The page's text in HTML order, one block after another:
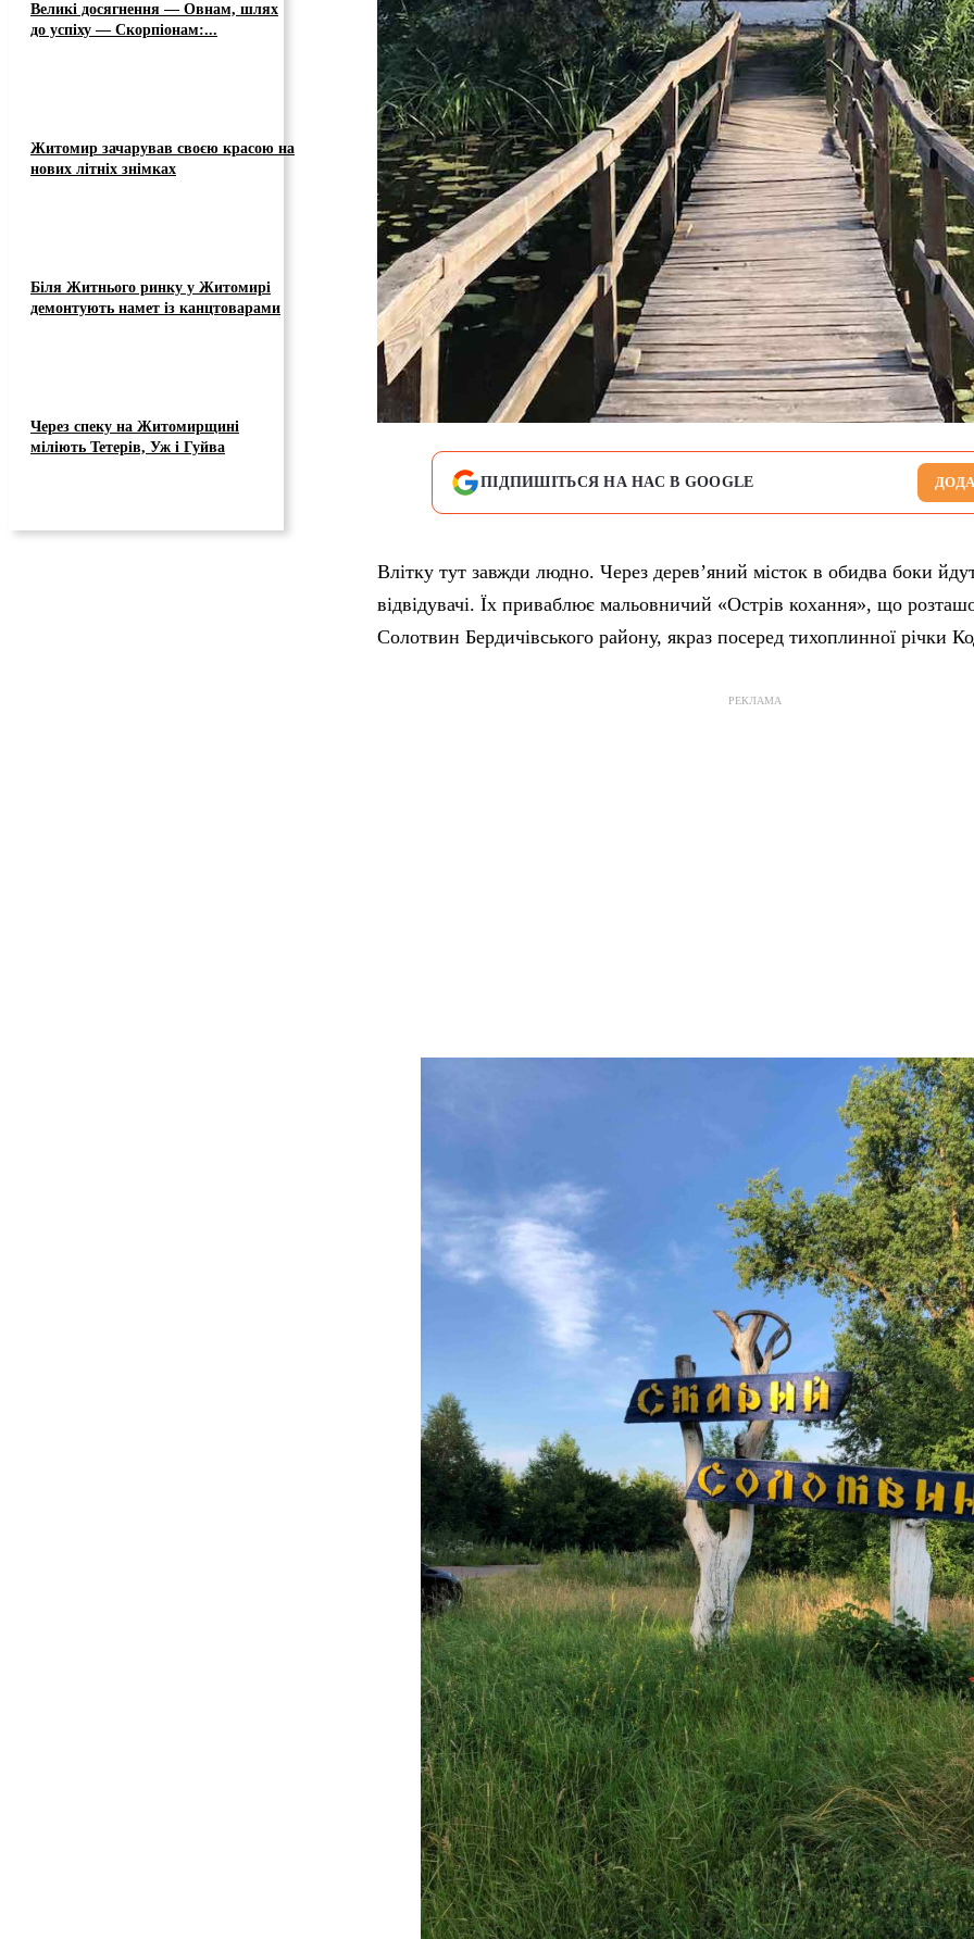
Великі досягнення — Овнам, шлях
до успіху — Скорпіонам:...
Житомир зачарував своєю красою на
нових літніх знімках
Біля Житнього ринку у Житомирі
демонтують намет із канцтоварами
Через спеку на Житомирщині
міліють Тетерів, Уж і Гуйва
ПІДПИШІТЬСЯ НА НАС В GOOGLE
Влітку тут завжди людно. Через дерев’яний місток в обидва боки
відвідувачі. Їх приваблює мальовничий «Острів кохання», що
Солотвин Бердичівського району, якраз посеред тихоплинної річки
РЕКЛАМА